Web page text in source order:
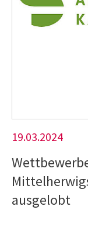
19.03.2024
ausgelobt